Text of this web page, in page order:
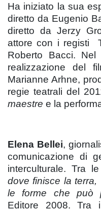
Ha iniziato la sua
diretto da Eugenio
diretto da Jerzy
attore con i registi
Roberto Bacci.
realizzazione del
Marianne Arhne,
regie teatrali del
maestre e la
Elena Bellei,
comunicazione di
interculturale. Tra
dove finisce la terra,
le forme che può
Editore 2008. Tra